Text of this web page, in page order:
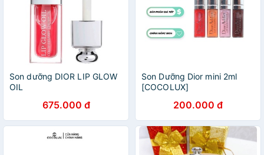
Son dưỡng DIOR LIP GLOW
OIL
675.000 đ
Son Dưỡng Dior mini 2ml
[COCOLUX]
200.000 đ